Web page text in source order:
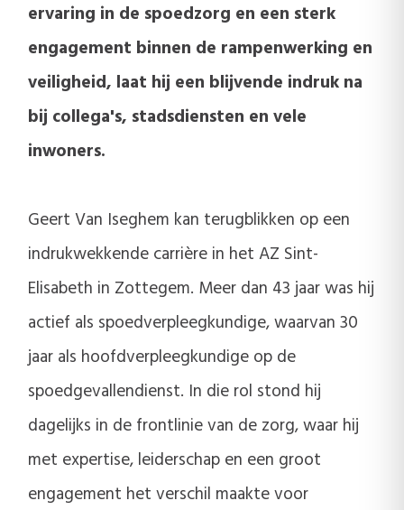
ervaring in de spoedzorg en een sterk
engagement binnen de rampenwerking en
veiligheid, laat hij een blijvende indruk na
bij collega's, stadsdiensten en vele
inwoners.
Geert Van Iseghem kan terugblikken op een
indrukwekkende carrière in het AZ Sint-
Elisabeth in Zottegem. Meer dan 43 jaar was hij
actief als spoedverpleegkundige, waarvan 30
jaar als hoofdverpleegkundige op de
spoedgevallendienst. In die rol stond hij
dagelijks in de frontlinie van de zorg, waar hij
met expertise, leiderschap en een groot
engagement het verschil maakte voor